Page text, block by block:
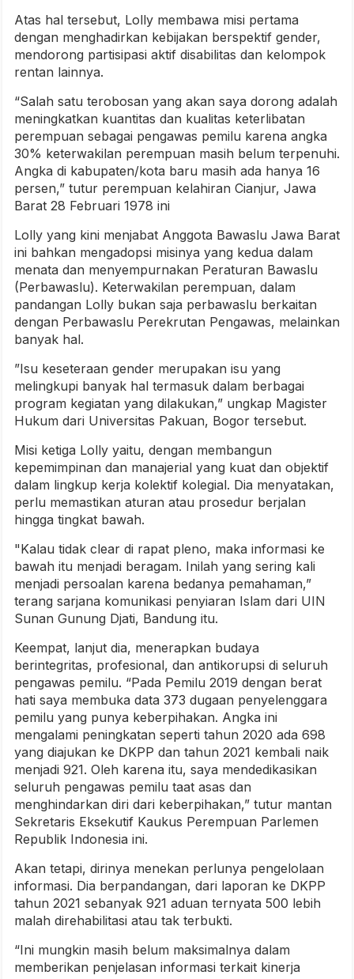
Atas hal tersebut, Lolly membawa misi pertama
dengan menghadirkan kebijakan berspektif gender,
mendorong partisipasi aktif disabilitas dan kelompok
rentan lainnya.
“Salah satu terobosan yang akan saya dorong adalah
meningkatkan kuantitas dan kualitas keterlibatan
perempuan sebagai pengawas pemilu karena angka
30% keterwakilan perempuan masih belum terpenuhi.
Angka di kabupaten/kota baru masih ada hanya 16
persen,” tutur perempuan kelahiran Cianjur, Jawa
Barat 28 Februari 1978 ini
Lolly yang kini menjabat Anggota Bawaslu Jawa Barat
ini bahkan mengadopsi misinya yang kedua dalam
menata dan menyempurnakan Peraturan Bawaslu
(Perbawaslu). Keterwakilan perempuan, dalam
pandangan Lolly bukan saja perbawaslu berkaitan
dengan Perbawaslu Perekrutan Pengawas, melainkan
banyak hal.
”Isu keseteraan gender merupakan isu yang
melingkupi banyak hal termasuk dalam berbagai
program kegiatan yang dilakukan,” ungkap Magister
Hukum dari Universitas Pakuan, Bogor tersebut.
Misi ketiga Lolly yaitu, dengan membangun
kepemimpinan dan manajerial yang kuat dan objektif
dalam lingkup kerja kolektif kolegial. Dia menyatakan,
perlu memastikan aturan atau prosedur berjalan
hingga tingkat bawah.
"Kalau tidak clear di rapat pleno, maka informasi ke
bawah itu menjadi beragam. Inilah yang sering kali
menjadi persoalan karena bedanya pemahaman,”
terang sarjana komunikasi penyiaran Islam dari UIN
Sunan Gunung Djati, Bandung itu.
Keempat, lanjut dia, menerapkan budaya
berintegritas, profesional, dan antikorupsi di seluruh
pengawas pemilu. “Pada Pemilu 2019 dengan berat
hati saya membuka data 373 dugaan penyelenggara
pemilu yang punya keberpihakan. Angka ini
mengalami peningkatan seperti tahun 2020 ada 698
yang diajukan ke DKPP dan tahun 2021 kembali naik
menjadi 921. Oleh karena itu, saya mendedikasikan
seluruh pengawas pemilu taat asas dan
menghindarkan diri dari keberpihakan,” tutur mantan
Sekretaris Eksekutif Kaukus Perempuan Parlemen
Republik Indonesia ini.
Akan tetapi, dirinya menekan perlunya pengelolaan
informasi. Dia berpandangan, dari laporan ke DKPP
tahun 2021 sebanyak 921 aduan ternyata 500 lebih
malah direhabilitasi atau tak terbukti.
“Ini mungkin masih belum maksimalnya dalam
memberikan penjelasan informasi terkait kinerja